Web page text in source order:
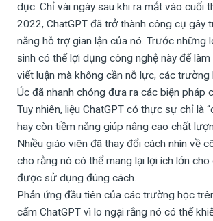
dục. Chỉ vài ngày sau khi ra mắt vào cuối
2022, ChatGPT đã trở thành công cụ gây
năng hỗ trợ gian lận của nó. Trước những
sinh có thể lợi dụng công nghệ này để
viết luận mà không cần nỗ lực, các
Úc đã nhanh chóng đưa ra các biện pháp
Tuy nhiên, liệu ChatGPT có thực sự chỉ là
hay còn tiềm năng giúp nâng cao chất
Nhiều giáo viên đã thay đổi cách nhìn về
cho rằng nó có thể mang lại lợi ích lớn cho
được sử dụng đúng cách.
Phản ứng đầu tiên của các trường học
cấm ChatGPT vì lo ngại rằng nó có thể